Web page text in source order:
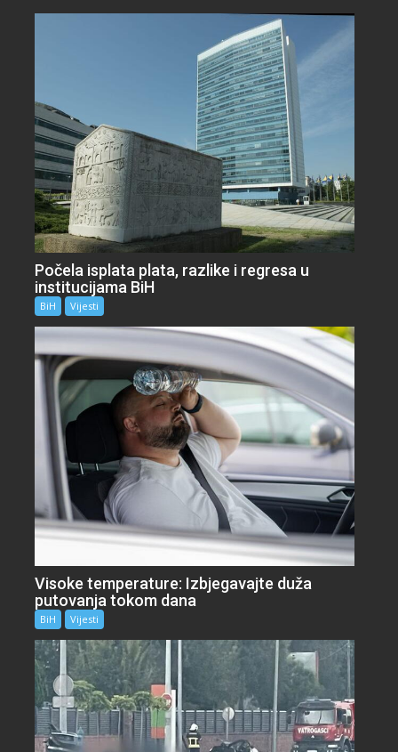
Počela isplata plata, razlike i regresa u
institucijama BiH
BiH Vijesti
Visoke temperature: Izbjegavajte duža
putovanja tokom dana
BiH Vijesti